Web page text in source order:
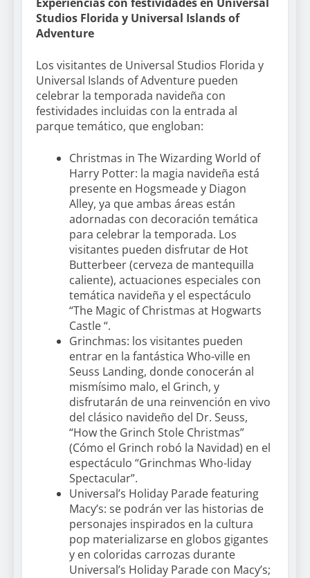
Studios Florida y Universal Islands of
Adventure
Los visitantes de Universal Studios Florida y
Universal Islands of Adventure pueden
celebrar la temporada navideña con
festividades incluidas con la entrada al
parque temático, que engloban:
Christmas in The Wizarding World of
Harry Potter: la magia navideña está
presente en Hogsmeade y Diagon
Alley, ya que ambas áreas están
adornadas con decoración temática
para celebrar la temporada. Los
visitantes pueden disfrutar de Hot
Butterbeer (cerveza de mantequilla
caliente), actuaciones especiales con
temática navideña y el espectáculo
“The Magic of Christmas at Hogwarts
Castle “.
Grinchmas: los visitantes pueden
entrar en la fantástica Who-ville en
Seuss Landing, donde conocerán al
mismísimo malo, el Grinch, y
disfrutarán de una reinvención en vivo
del clásico navideño del Dr. Seuss,
“How the Grinch Stole Christmas”
(Cómo el Grinch robó la Navidad) en el
espectáculo “Grinchmas Who-liday
Spectacular”.
Universal’s Holiday Parade featuring
Macy’s: se podrán ver las historias de
personajes inspirados en la cultura
pop materializarse en globos gigantes
y en coloridas carrozas durante
Universal’s Holiday Parade con Macy’s;